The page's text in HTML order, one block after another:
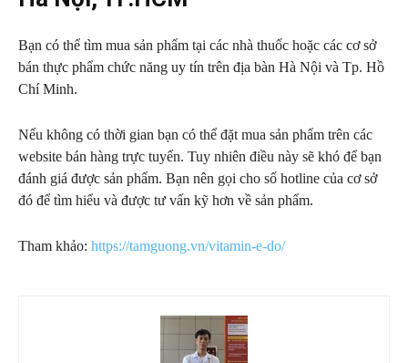
Bạn có thể tìm mua sản phẩm tại các nhà thuốc hoặc các cơ sở
bán thực phẩm chức năng uy tín trên địa bàn Hà Nội và Tp. Hồ
Chí Minh.
Nếu không có thời gian bạn có thể đặt mua sản phẩm trên các
website bán hàng trực tuyến. Tuy nhiên điều này sẽ khó để bạn
đánh giá được sản phẩm. Bạn nên gọi cho số hotline của cơ sở
đó để tìm hiểu và được tư vấn kỹ hơn về sản phẩm.
Tham khảo: https://tamguong.vn/vitamin-e-do/